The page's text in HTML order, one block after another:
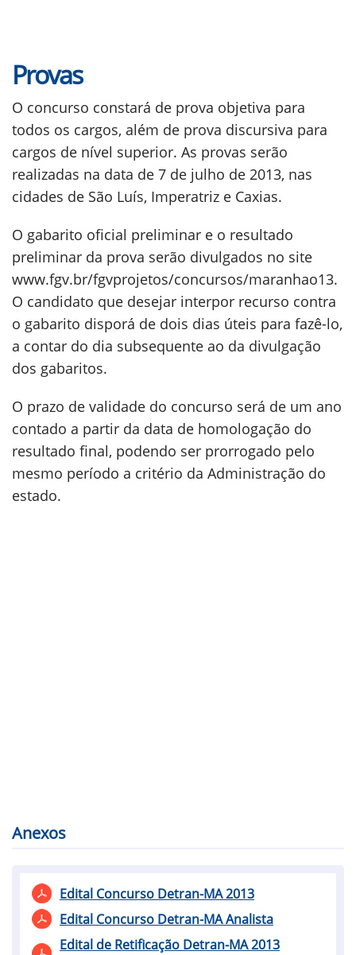
Provas
O concurso constará de prova objetiva para
todos os cargos, além de prova discursiva para
cargos de nível superior. As provas serão
realizadas na data de 7 de julho de 2013, nas
cidades de São Luís, Imperatriz e Caxias.
O gabarito oficial preliminar e o resultado
preliminar da prova serão divulgados no site
www.fgv.br/fgvprojetos/concursos/maranhao13.
O candidato que desejar interpor recurso contra
o gabarito disporá de dois dias úteis para fazê-lo,
a contar do dia subsequente ao da divulgação
dos gabaritos.
O prazo de validade do concurso será de um ano
contado a partir da data de homologação do
resultado final, podendo ser prorrogado pelo
mesmo período a critério da Administração do
estado.
Anexos
Edital Concurso Detran-MA 2013
Edital Concurso Detran-MA Analista
Edital de Retificação Detran-MA 2013